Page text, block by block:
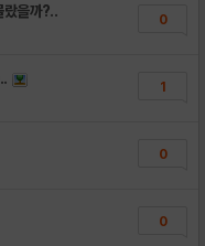
랐을까?.. 0
1
0
0